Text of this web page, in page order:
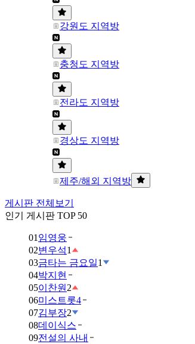
강원도 지역방
충청도 지역방
전라도 지역방
경상도 지역방
제주/해외 지역방
게시판 전체보기
인기 게시판 TOP 50
01 임영웅
02변우석1
03금타는 금요일1
04박지현
05이찬원 2
06미스트롯4
07김부장2
08데이식스
09전설의 사내